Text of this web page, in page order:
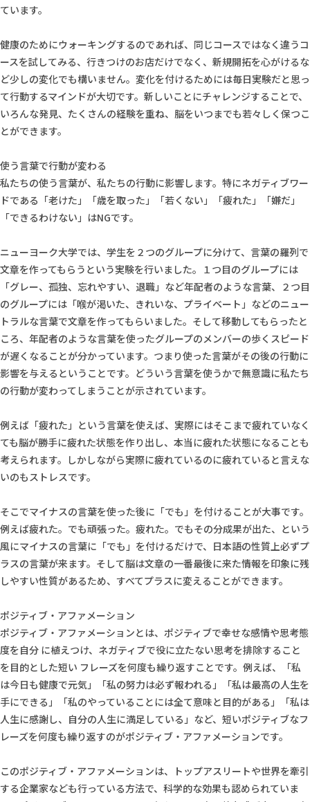
ています。
健康のためにウォーキングするのであれば、同じコースではなく違うコ
ースを試してみる、行きつけのお店だけでなく、新規開拓を心がけるな
ど少しの変化でも構いません。変化を付けるためには毎日実験だと思っ
て行動するマインドが大切です。新しいことにチャレンジすることで、
いろんな発見、たくさんの経験を重ね、脳をいつまでも若々しく保つこ
とができます。
使う言葉で行動が変わる
私たちの使う言葉が、私たちの行動に影響します。特にネガティブワー
ドである「老けた」「歳を取った」「若くない」「疲れた」「嫌だ」
「できるわけない」はNGです。
ニューヨーク大学では、学生を２つのグループに分けて、言葉の羅列で
文章を作ってもらうという実験を行いました。１つ目のグループには
「グレー、孤独、忘れやすい、退職」など年配者のような言葉、２つ目
のグループには「喉が渇いた、きれいな、プライベート」などのニュー
トラルな言葉で文章を作ってもらいました。そして移動してもらったと
ころ、年配者のような言葉を使ったグループのメンバーの歩くスピード
が遅くなることが分かっています。つまり使った言葉がその後の行動に
影響を与えるということです。どういう言葉を使うかで無意識に私たち
の行動が変わってしまうことが示されています。
例えば「疲れた」という言葉を使えば、実際にはそこまで疲れていなく
ても脳が勝手に疲れた状態を作り出し、本当に疲れた状態になることも
考えられます。しかしながら実際に疲れているのに疲れていると言えな
いのもストレスです。
そこでマイナスの言葉を使った後に「でも」を付けることが大事です。
例えば疲れた。でも頑張った。疲れた。でもその分成果が出た、という
風にマイナスの言葉に「でも」を付けるだけで、日本語の性質上必ずプ
ラスの言葉が来ます。そして脳は文章の一番最後に来た情報を印象に残
しやすい性質があるため、すべてプラスに変えることができます。
ポジティブ・アファメーション
ポジティブ・アファメーションとは、ポジティブで幸せな感情や思考態
度を自分 に植えつけ、ネガティブで役に立たない思考を排除すること
を目的とした短い フレーズを何度も繰り返すことです。例えば、「私
は今日も健康で元気」「私の努力は必ず報われる」「私は最高の人生を
手にできる」「私のやっていることには全て意味と目的がある」「私は
人生に感謝し、自分の人生に満足している」など、短いポジティブなフ
レーズを何度も繰り返すのがポジティブ・アファメーションです。
このポジティブ・アファメーションは、トップアスリートや世界を牽引
する企業家なども行っている方法で、科学的な効果も認められていま